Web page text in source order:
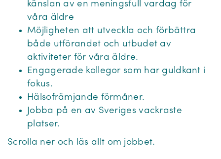
känslan av en meningsfull vardag för
våra äldre
Möjligheten att utveckla och förbättra
både utförandet och utbudet av
aktiviteter för våra äldre.
Engagerade kollegor som har guldkant i
fokus.
Hälsofrämjande förmåner.
Jobba på en av Sveriges vackraste
platser.
Scrolla ner och läs allt om jobbet.